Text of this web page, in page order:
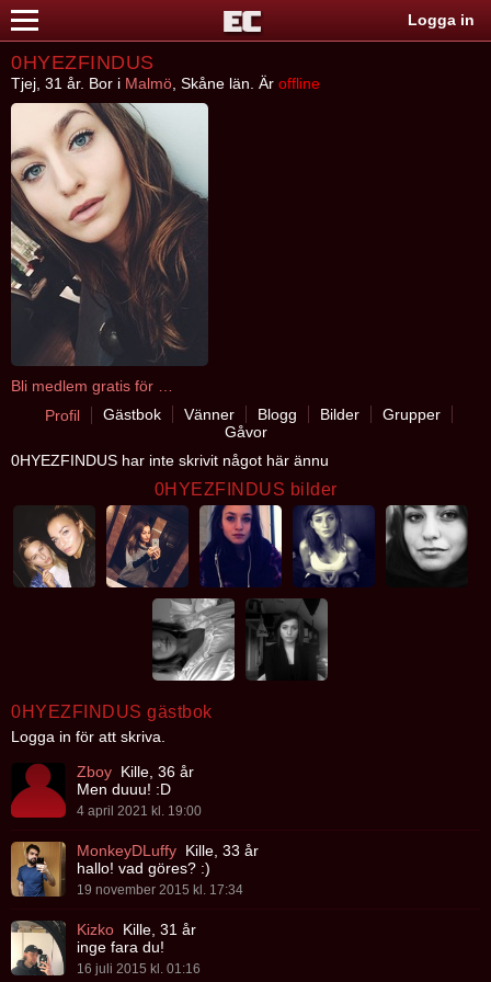
Logga in
0HYEZFINDUS
Tjej, 31 år. Bor i Malmö , Skåne län. Är offline
Profil
Gästbok Vänner Blogg Bilder
Grupper
Gåvor
0HYEZFINDUS har inte skrivit något här ännu
0HYEZFINDUS bilder
0HYEZFINDUS gästbok
Logga in för att skriva.
Zboy Kille, 36 år
Men duuu! :D
4 april 2021 kl. 19:00
MonkeyDLuffy Kille, 33 år
hallo! vad göres? :)
19 november 2015 kl. 17:34
Kizko Kille, 31 år
inge fara du!
16 juli 2015 kl. 01:16